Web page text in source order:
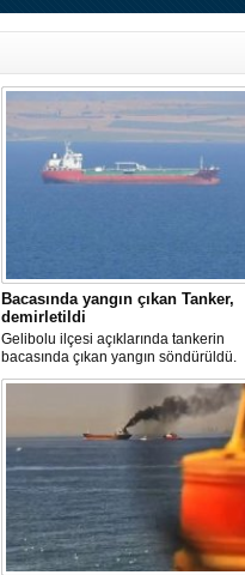
Bacasında yangın çıkan Tanker,
demirletildi
Gelibolu ilçesi açıklarında tankerin
bacasında çıkan yangın söndürüldü.
Tanker, ardından Şevketiye Demir